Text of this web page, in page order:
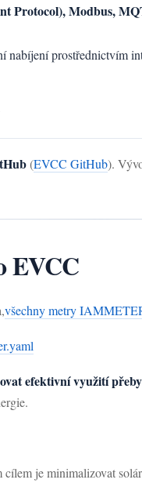
Protocol), Modbus,
nabíjení prostřednictvím
(EVCC GitHub).
EVCC
všechny metry
efektivní využití
cílem je minimalizovat